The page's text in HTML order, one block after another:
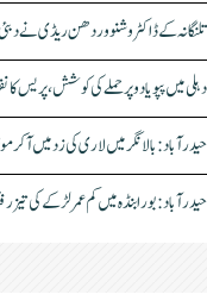
تلنگانہ کے ڈاکٹر وشنو وردھن ریڈی نے
دہلی میں پپو یادو پر حملے کی کوشش، پریس
حیدرآباد: بالا نگر میں لاری کی زد میں آکر
حیدرآباد: بورابنڈہ میں کم عمر لڑکے کی تیز